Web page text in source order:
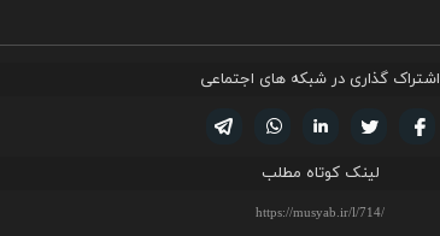
اشتراک گذاری در شبکه های اجتماعی
لینکدین تویتر
فیسوک
لینک کوتاه مطلب